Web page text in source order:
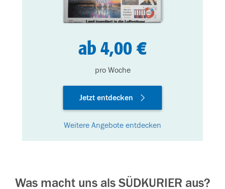
ab 4,00 €
pro Woche
Jetzt entdecken
Weitere Angebote entdecken
Was macht uns als SÜDKURIER aus?